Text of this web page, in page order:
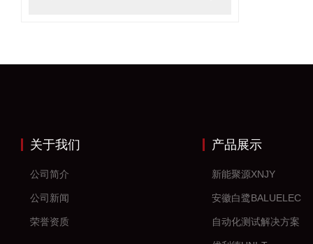
关于我们
公司简介
公司新闻
荣誉资质
产品展示
新能聚源XNJY
安徽白鹭BALUELEC
自动化测试解决方案